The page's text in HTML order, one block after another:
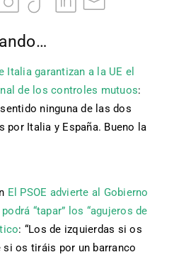
Italia garantizan a la UE el
de los controles mutuos:
ninguna de las dos
por Italia y España. Bueno la
El PSOE advierte al Gobierno
“tapar” los “agujeros de
: “Los de izquierdas si os
si os tiráis por un barranco